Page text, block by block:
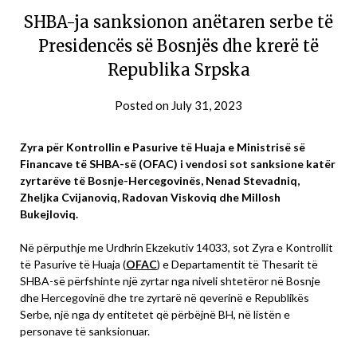
SHBA-ja sanksionon anëtaren serbe të
Presidencës së Bosnjës dhe krerë të
Republika Srpska
Posted on July 31, 2023
Zyra për Kontrollin e Pasurive të Huaja e Ministrisë së
Financave të SHBA-së (OFAC) i vendosi sot sanksione katër
zyrtarëve të Bosnje-Hercegovinës, Nenad Stevadniq,
Zheljka Cvijanoviq, Radovan Viskoviq dhe Millosh
Bukejloviq.
Në përputhje me Urdhrin Ekzekutiv 14033, sot Zyra e Kontrollit
të Pasurive të Huaja (OFAC) e Departamentit të Thesarit të
SHBA-së përfshinte një zyrtar nga niveli shtetëror në Bosnje
dhe Hercegovinë dhe tre zyrtarë në qeverinë e Republikës
Serbe, një nga dy entitetet që përbëjnë BH, në listën e
personave të sanksionuar.